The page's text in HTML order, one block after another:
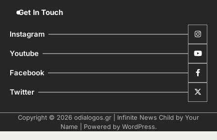
Get In Touch
Instagram
Youtube
Facebook
Twitter
Copyright © 2026 odialogos.gr | Infinite News Child by Your
Name | Powered by WordPress.